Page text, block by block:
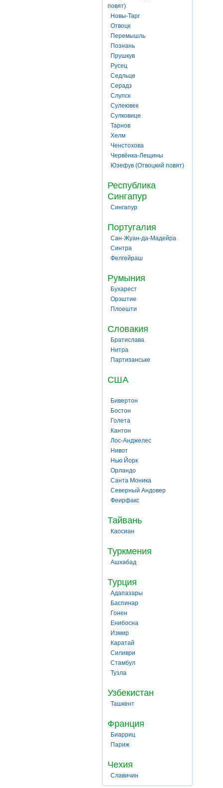
повят)
Новы-Тарг
Отвоцк
Перемышль
Познань
Прушкув
Русец
Седльце
Серадз
Слупск
Сулеювек
Сулковице
Тарнов
Хелм
Ченстохова
Червёнка-Лещины
Юзефув (Отвоцкий повят)
Республика
Сингапур
Сингапур
Португалия
Сан-Жуан-да-Мадейра
Синтра
Фелгейраш
Румыния
Бухарест
Орэштие
Плоешти
Словакия
Братислава
Нитра
Партизанське
США
Бивертон
Бостон
Голета
Кантон
Лос-Анджелес
Нивот
Нью Йорк
Орландо
Санта Моника
Северный Андовер
Феирфакс
Тайвань
Каосиан
Туркмения
Ашхабад
Турция
Адапазары
Баспинар
Гонен
Енибосна
Измир
Каратай
Силиври
Стамбул
Тузла
Узбекистан
Ташкент
Франция
Биарриц
Париж
Чехия
Славичин